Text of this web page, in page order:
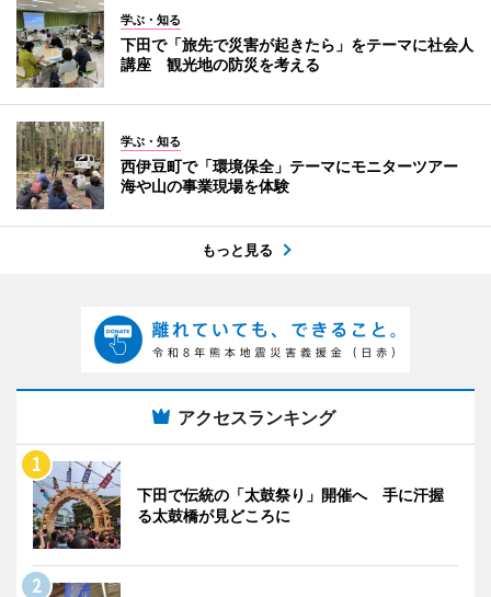
学ぶ・知る
下田で「旅先で災害が起きたら」をテーマに社会人
講座 観光地の防災を考える
学ぶ・知る
西伊豆町で「環境保全」テーマにモニターツアー
海や山の事業現場を体験
もっと見る
アクセスランキング
下田で伝統の「太鼓祭り」開催へ 手に汗握
る太鼓橋が見どころに